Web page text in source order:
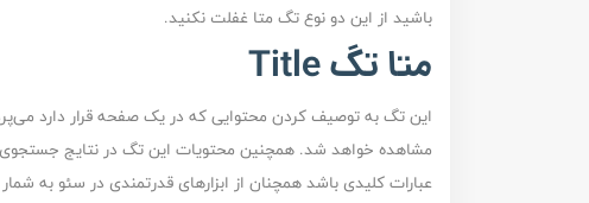
باشید از این دو نوع تگ متا غفلت نکنید.
متا تگ Title
این تگ به توصیف کردن محتوایی که در یک صفحه قرار دارد
مشاهده خواهد شد. همچنین محتویات این تگ در نتایج
عبارات کلیدی باشد همچنان از ابزارهای قدرتمندی در سئو به